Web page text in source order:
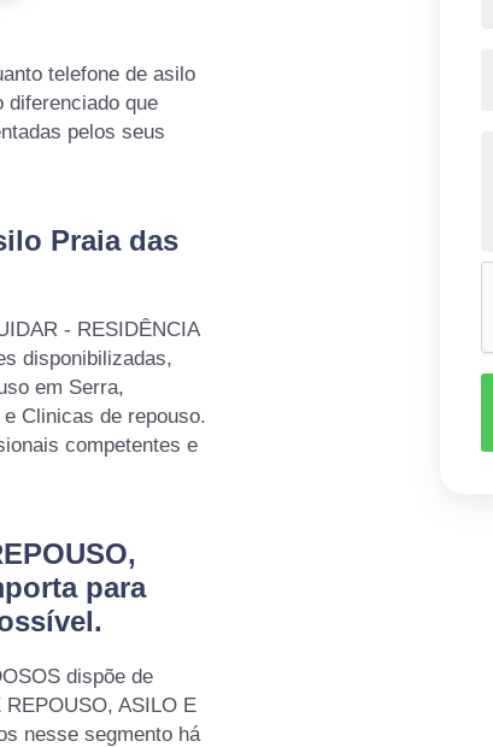
telefone de asilo
diferenciado que
pelos seus
Praia das
- RESIDÊNCIA
disponibilizadas,
em Serra,
Clinicas de repouso.
competentes e
para
dispõe de
ASILO E
nesse segmento há